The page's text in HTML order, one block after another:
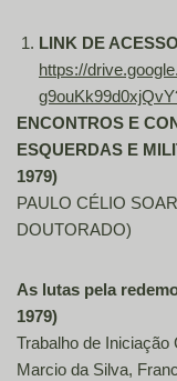
LINK DE ACESSO
https://
ENCONTROS E
ESQUERDAS E
1979)
PAULO CÉLIO
DOUTORADO)
As lutas pela
1979)
Trabalho de Iniciação
Marcio da Silva,